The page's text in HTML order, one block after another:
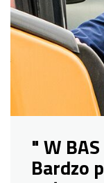
" W
Bardzo